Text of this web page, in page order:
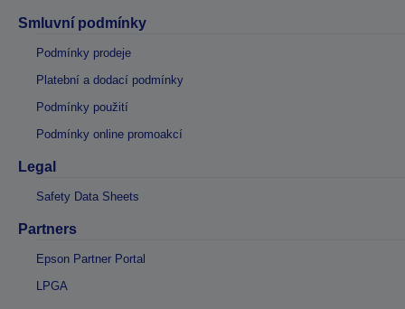
Smluvní podmínky
Podmínky prodeje
Platební a dodací podmínky
Podmínky použití
Podmínky online promoakcí
Legal
Safety Data Sheets
Partners
Epson Partner Portal
LPGA